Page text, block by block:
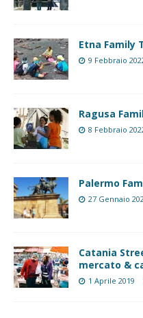
Etna Family
9 Febbraio
Ragusa
8 Febbraio
Palermo
27 Gennaio
Catania
mercato &
1 Aprile 2019